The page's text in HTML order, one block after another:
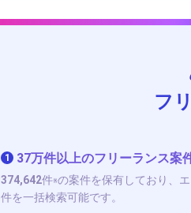
フ
1 37万件以上のフリーランス案
374,642件※の案件を保有しており、
件を一括検索可能です。